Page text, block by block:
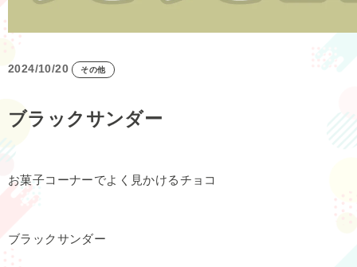
2024/10/20 その他
ブラックサンダー
お菓子コーナーでよく見かけるチョコ
ブラックサンダー